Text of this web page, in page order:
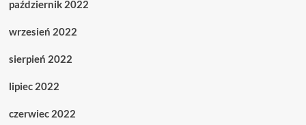
październik 2022
wrzesień 2022
sierpień 2022
lipiec 2022
czerwiec 2022